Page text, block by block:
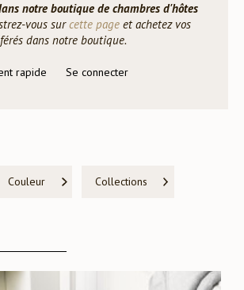
notre boutique de chambres d'hôtes
vous surcette page et achetez vos
dans notre boutique.
rapide Se connecter
Couleur Collections